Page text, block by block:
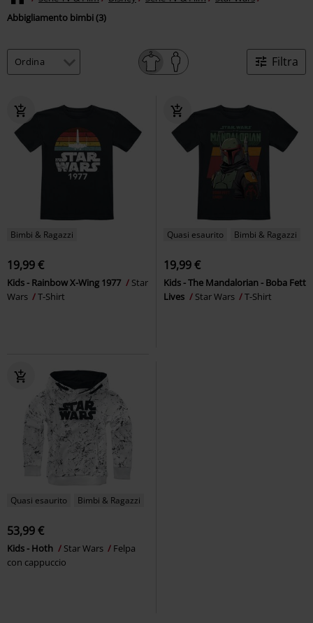
Abbigliamento bimbi (3)
Filtra
Bimbi & Ragazzi
19,99 €
Kids - Rainbow X-Wing 1977
Star
Wars
T-Shirt
Quasi esaurito Bimbi & Ragazzi
19,99 €
Kids - The Mandalorian - Boba Fett
Lives
Star Wars T-Shirt
Quasi esaurito Bimbi & Ragazzi
53,99 €
Kids - Hoth Star Wars
Felpa
con cappuccio